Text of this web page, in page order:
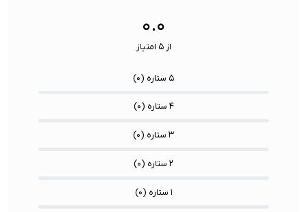
۰.۰
از ۵ امتیاز
۵ ستاره ( ۰)
۴ ستاره ( ۰)
۳ ستاره ( ۰)
۲ ستاره ( ۰)
۱ ستاره ( ۰)